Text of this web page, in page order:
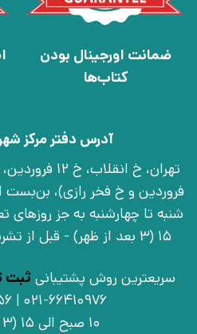
ضمانت اورجینال بودن
کتاب‌ها
آدرس دفتر مرکز
15 (3 بعد از ظهر) - قبل از تشریف آوردن تماس بگیرید
سریعترین روش پشتیبانی ثبت
021-66410976 | 09030925756
10 صبح الی 15 (3 بعد از ظهر)